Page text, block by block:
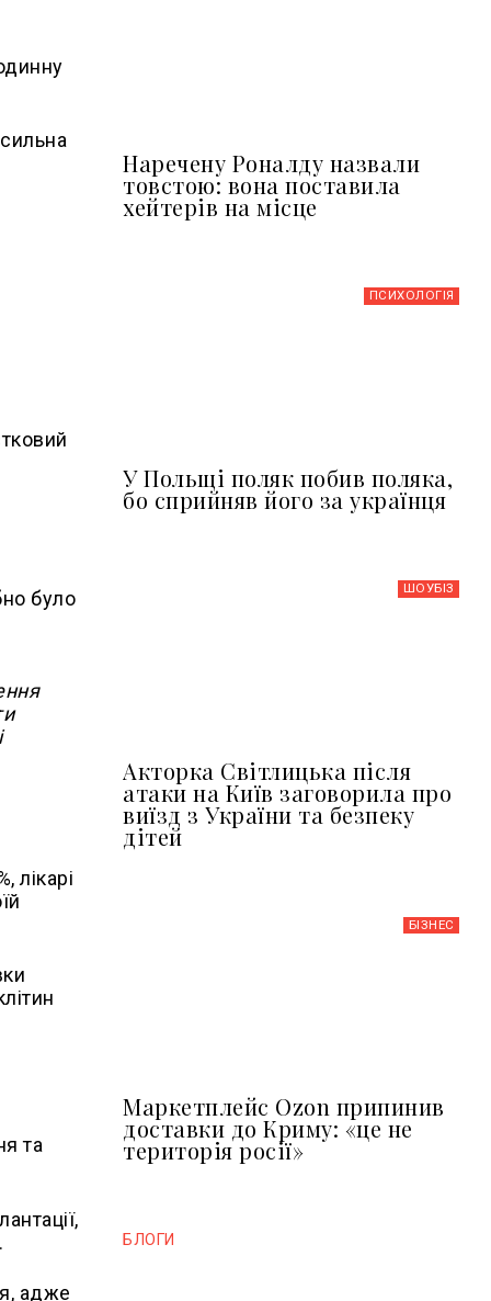
було
лікарі
та
адже
Наречену Роналду назвали
товстою: вона поставила
хейтерів на місце
ПСИХОЛОГІЯ
У Польщі поляк побив поляка,
бо сприйняв його за українця
ШОУБIЗ
Акторка Світлицька після
атаки на Київ заговорила про
виїзд з України та безпеку
дітей
БІЗНЕС
Маркетплейс Ozon припинив
доставки до Криму: «це не
територія росії»
БЛОГИ